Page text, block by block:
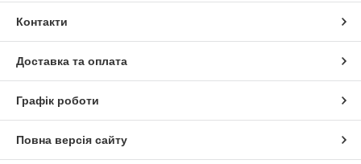
Контакти
Доставка та оплата
Графік роботи
Повна версія сайту